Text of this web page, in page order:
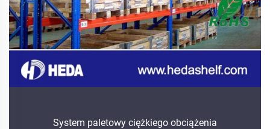
System paletowy ciężkiego obciążenia